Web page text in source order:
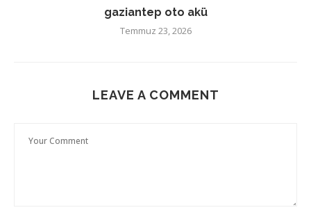
gaziantep oto akü
Temmuz 23, 2026
LEAVE A COMMENT